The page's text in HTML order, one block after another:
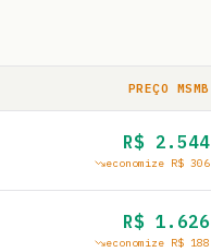
PREÇO MSMB
R$ 2.544
economize R$ 306
R$ 1.626
economize R$ 188